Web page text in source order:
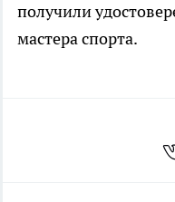
получили
мастера спорта.